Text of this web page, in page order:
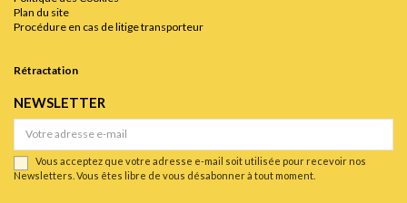
Plan du site
Procédure en cas de litige transporteur
Rétractation
NEWSLETTER
Vous acceptez que votre adresse e-mail soit utilisée pour recevoir nos
Newsletters. Vous êtes libre de vous désabonner à tout moment.